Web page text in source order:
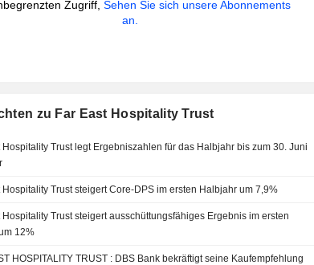
Zugriff,Sehen Sie sich unsere Abonnements
an.
zu Far East Hospitality Trust
Hospitality Trust legt Ergebniszahlen für das Halbjahr bis zum 30. Juni
Hospitality Trust steigert Core-DPS im ersten Halbjahr um 7,9%
Hospitality Trust steigert ausschüttungsfähiges Ergebnis im ersten
12%
FAR EAST HOSPITALITY TRUST : DBS Bank bekräftigt seine Kaufempfehlung